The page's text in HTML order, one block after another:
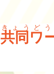
共同ワ
きょうど